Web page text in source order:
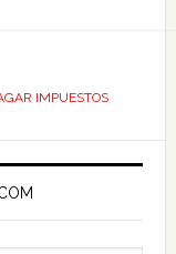
IMPUESTOS